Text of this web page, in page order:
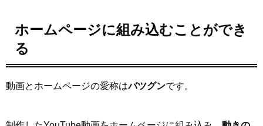
ホームページに組み込むことができ
る
動画とホームページの愛称はバツグンです。